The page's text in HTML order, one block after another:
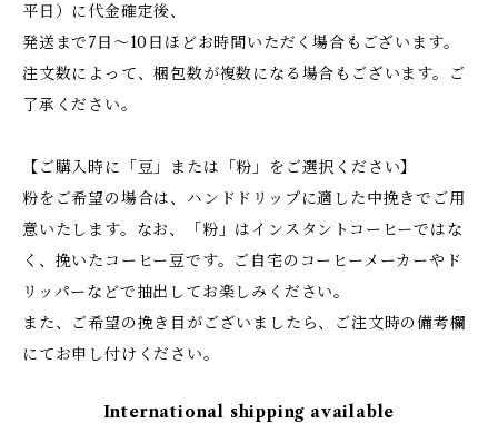
平日）に代金確定後、
発送まで7日～10日ほどお時間いただく場合もございます。
注文数によって、梱包数が複数になる場合もございます。ご
了承ください。
【ご購入時に「豆」または「粉」をご選択ください】
粉をご希望の場合は、ハンドドリップに適した中挽きでご用
意いたします。なお、「粉」はインスタントコーヒーではな
く、挽いたコーヒー豆です。ご自宅のコーヒーメーカーやド
リッパーなどで抽出してお楽しみください。
また、ご希望の挽き目がございましたら、ご注文時の備考欄
にてお申し付けください。
International shipping available